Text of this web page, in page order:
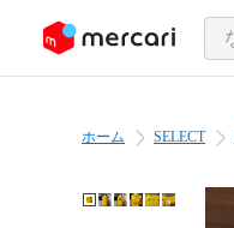
ツにスキップ
ホーム SELECT